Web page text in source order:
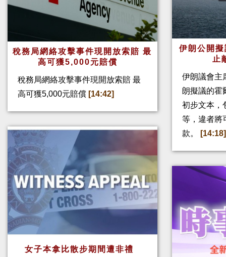
稅務局網絡攻擊事件現開放索賠 最
高可獲5,000元賠償
稅務局網絡攻擊事件現開放索賠 最
高可獲5,000元賠償 [14:42]
女子本拿比散步期間遭非禮
伊朗公開
止
伊朗議會主
朗擬議的霍
初步文本，
等，違者將
款。
[14:18]